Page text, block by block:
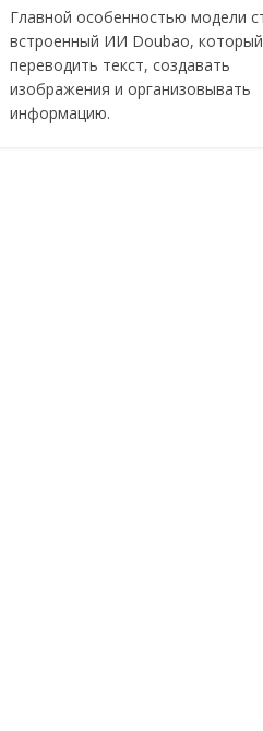
Главной особенностью модели
встроенный ИИ Doubao,
переводить текст, создавать
изображения и организовывать
информацию.